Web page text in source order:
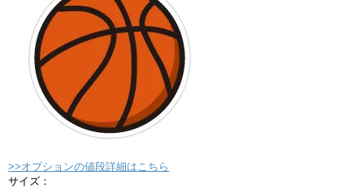
>>オプションの値段詳細はこちら
サイズ：